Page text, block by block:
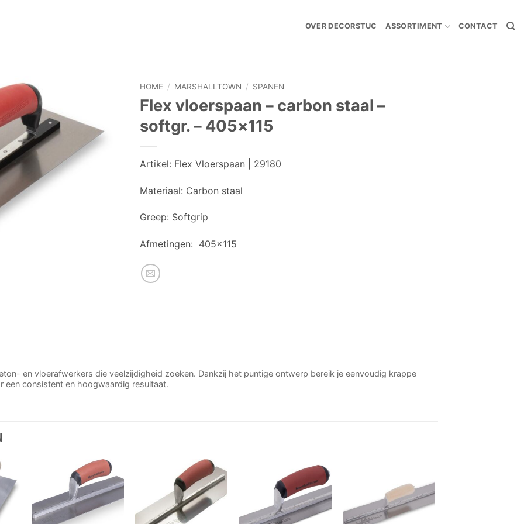
OVER DECORSTUC ASSORTIMENT CONTACT
HOME / MARSHALLTOWN / SPANEN
Flex vloerspaan – carbon staal –
softgr. – 405×115
Artikel: Flex Vloerspaan | 29180
Materiaal: Carbon staal
Greep: Softgrip
Afmetingen: 405×115
en vloerafwerkers die veelzijdigheid zoeken. Dankzij het puntige ontwerp bereik je eenvoudig krappe
een consistent en hoogwaardig resultaat.